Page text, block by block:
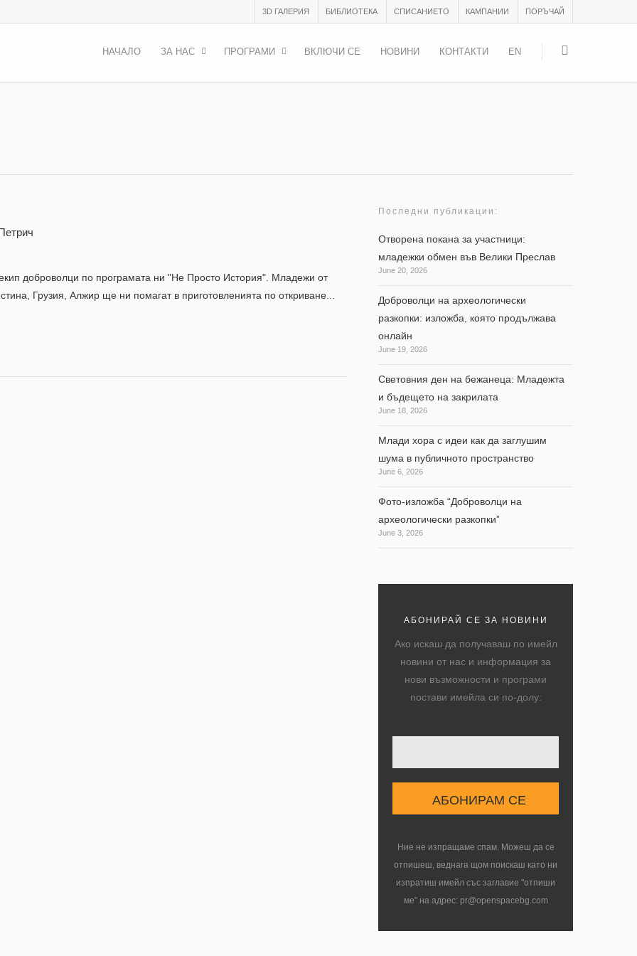
3D ГАЛЕРИЯ БИБЛИОТЕКА СПИСАНИЕТО КАМПАНИИ ПОРЪЧАЙ
НАЧАЛО ЗА НАС ПРОГРАМИ ВКЛЮЧИ СЕ НОВИНИ КОНТАКТИ EN
доброволци по прoграмата ни "Не Просто История". Младежи от
Грузия, Алжир ще ни помагат в приготовленията по откриване...
Последни публикации:
Отворена покана за участници:
младежки обмен във Велики Преслав
June 20, 2026
Доброволци на археологически
разкопки: изложба, която продължава
онлайн
June 19, 2026
Световния ден на бежанеца: Младежта
и бъдещето на закрилата
June 18, 2026
Млади хора с идеи как да заглушим
шума в публичното пространство
June 6, 2026
Фото-изложба “Доброволци на
археологически разкопки”
June 3, 2026
АБОНИРАЙ СЕ ЗА НОВИНИ
Ако искаш да получаваш по имейл
новини от нас и информация за
нови възможности и програми
постави имейла си по-долу:
Ние не изпращаме спам. Можеш да се
отпишеш, веднага щом поискаш като ни
изпратиш имейл със заглавие "отпиши
ме" на адрес: pr@openspacebg.com